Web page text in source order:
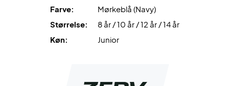
Farve: Navy
Materiale: 92% Polyester 8% Elasten
Farve:
Mørkeblå (Navy)
Størrelse:
8 år / 10 år / 12 år / 14 år
Køn:
Junior